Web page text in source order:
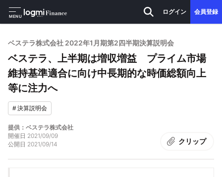
MENU
ログイン 会員登録
ベステラ株式会社 2022年1月期第2四半期決算説明会
ベステラ、上半期は増収増益 プライム市場
維持基準適合に向け中長期的な時価総額向上
等に注力へ
#決算説明会
提供：ベステラ株式会社
開催日 2021/09/09
公開日 2021/09/14 クリップ